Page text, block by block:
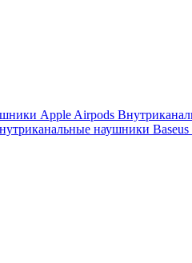
Apple Airpods
наушники Baseus